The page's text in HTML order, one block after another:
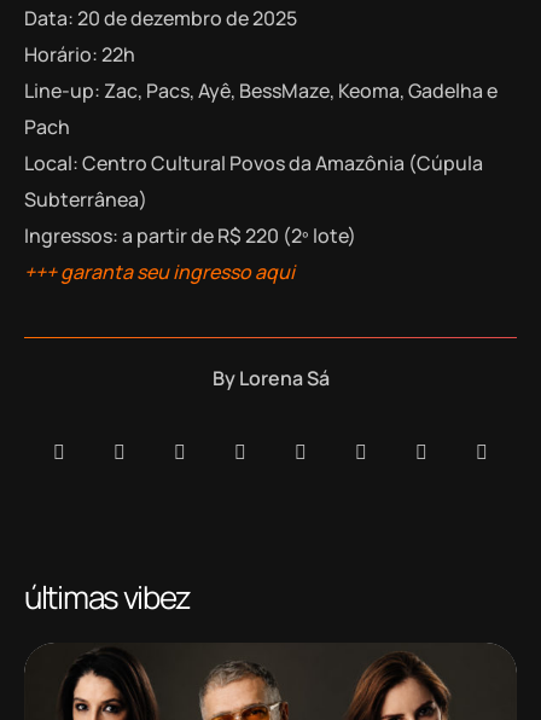
Data: 20 de dezembro de 2025
Horário: 22h
Line-up: Zac, Pacs, Ayê, BessMaze, Keoma, Gadelha e
Pach
Local: Centro Cultural Povos da Amazônia (Cúpula
Subterrânea)
Ingressos: a partir de R$ 220 (2º lote)
+++ garanta seu ingresso aqui
ByLorena Sá
últimas vibez